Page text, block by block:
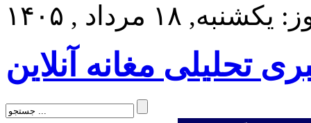
۱۸ مرداد , ۱۴۰۵
تحلیلی مغانه آنلاین